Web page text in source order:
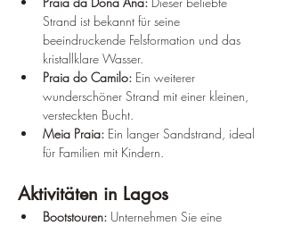
Strand ist bekannt für seine
beeindruckende Felsformation und das
kristallklare Wasser.
Praia do Camilo: Ein weiterer
wunderschöner Strand mit einer kleinen,
versteckten Bucht.
Meia Praia: Ein langer Sandstrand, ideal
für Familien mit Kindern.
Aktivitäten in Lagos
Bootstouren: Unternehmen Sie eine